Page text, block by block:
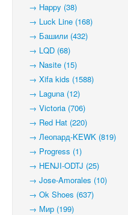
→ Happy (38)
→ Luck Line (168)
→ Башили (432)
→ LQD (68)
→ Nasite (15)
→ Xifa kids (1588)
→ Laguna (12)
→ Victoria (706)
→ Red Hat (220)
→ Леопард-KEWK (819)
→ Progress (1)
→ HENJI-ODTJ (25)
→ Jose-Amorales (10)
→ Ok Shoes (637)
→ Мир (199)